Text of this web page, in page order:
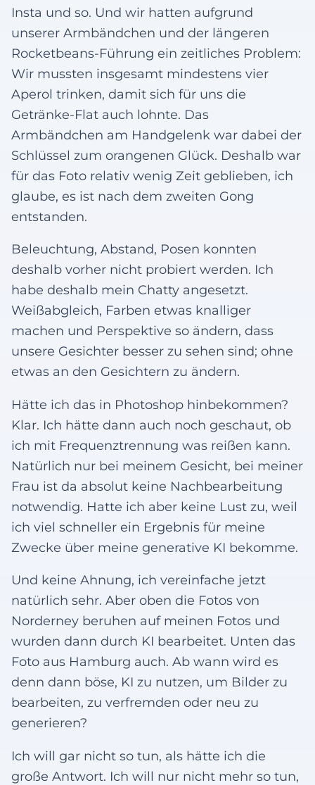
Insta und so. Und wir hatten aufgrund
unserer Armbändchen und der längeren
Rocketbeans-Führung ein zeitliches Problem:
Wir mussten insgesamt mindestens vier
Aperol trinken, damit sich für uns die
Getränke-Flat auch lohnte. Das
Armbändchen am Handgelenk war dabei der
Schlüssel zum orangenen Glück. Deshalb war
für das Foto relativ wenig Zeit geblieben, ich
glaube, es ist nach dem zweiten Gong
entstanden.
Beleuchtung, Abstand, Posen konnten
deshalb vorher nicht probiert werden. Ich
habe deshalb mein Chatty angesetzt.
Weißabgleich, Farben etwas knalliger
machen und Perspektive so ändern, dass
unsere Gesichter besser zu sehen sind; ohne
etwas an den Gesichtern zu ändern.
Hätte ich das in Photoshop hinbekommen?
Klar. Ich hätte dann auch noch geschaut, ob
ich mit Frequenztrennung was reißen kann.
Natürlich nur bei meinem Gesicht, bei meiner
Frau ist da absolut keine Nachbearbeitung
notwendig. Hatte ich aber keine Lust zu, weil
ich viel schneller ein Ergebnis für meine
Zwecke über meine generative KI bekomme.
Und keine Ahnung, ich vereinfache jetzt
natürlich sehr. Aber oben die Fotos von
Norderney beruhen auf meinen Fotos und
wurden dann durch KI bearbeitet. Unten das
Foto aus Hamburg auch. Ab wann wird es
denn dann böse, KI zu nutzen, um Bilder zu
bearbeiten, zu verfremden oder neu zu
generieren?
Ich will gar nicht so tun, als hätte ich die
große Antwort. Ich will nur nicht mehr so tun,